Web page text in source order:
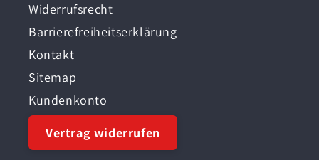
Widerrufsrecht
Barrierefreiheitserklärung
Kontakt
Sitemap
Kundenkonto
Vertrag widerrufen